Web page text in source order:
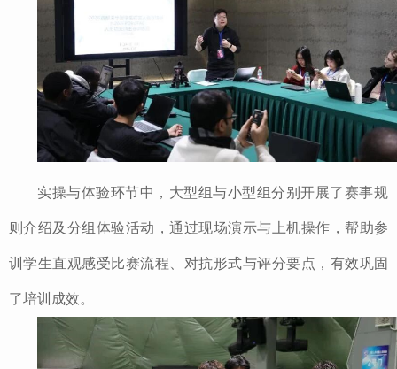
实操与体验环节中，大型组与小型组分别开展了赛事规
则介绍及分组体验活动，通过现场演示与上机操作，帮助参
训学生直观感受比赛流程、对抗形式与评分要点，有效巩固
了培训成效。